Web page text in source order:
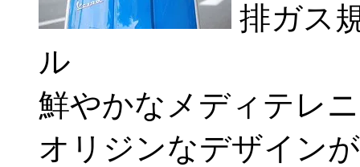
排ガス
ル
鮮やかなメディテレ
オリジンなデザイン